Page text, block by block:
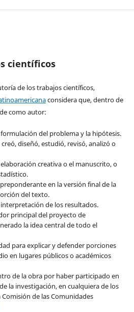
científicos
de los trabajos científicos,
considera que, dentro de
como autor:
del problema y la hipótesis.
diseñó, estudió, revisó, analizó o
creativa o el manuscrito, o
en la versión final de la
del texto.
de los resultados.
principal del proyecto de
la idea central de todo el
para explicar y defender porciones
en lugares públicos o académicos
de la obra por haber participado en
la investigación, en cualquiera de los
de las Comunidades